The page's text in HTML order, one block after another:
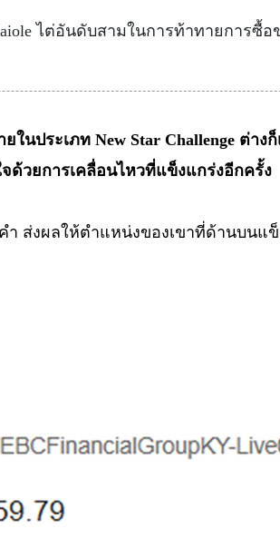
ไต่อันดับสามในการท้าทายการซื้อ
นประเภท New Star Challenge ต่าง
ด้วยการเคลื่อนไหวที่แข็งแกร่งอีกครั้ง
ำ ส่งผลให้ตำแหน่งของเขาที่ด้านบนแ